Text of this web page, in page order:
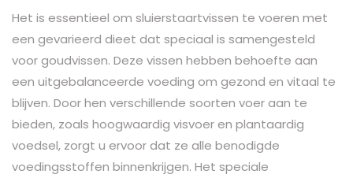
Het is essentieel om sluierstaartvissen te voeren met
een gevarieerd dieet dat speciaal is samengesteld
voor goudvissen. Deze vissen hebben behoefte aan
een uitgebalanceerde voeding om gezond en vitaal te
blijven. Door hen verschillende soorten voer aan te
bieden, zoals hoogwaardig visvoer en plantaardig
voedsel, zorgt u ervoor dat ze alle benodigde
voedingsstoffen binnenkrijgen. Het speciale